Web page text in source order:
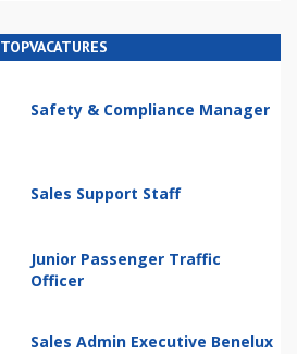
TOPVACATURES
Safety & Compliance Manager
Sales Support Staff
Junior Passenger Traffic
Officer
Sales Admin Executive Benelux